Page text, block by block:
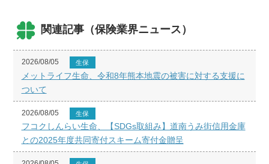
関連記事（保険業界ニュース）
2026/08/05 生保
メットライフ生命、令和8年熊本地震の被害に対する支援に
ついて
2026/08/05 生保
フコクしんらい生命、【SDGs取組み】道南うみ街信用金庫
との2025年度共同寄付スキーム寄付金贈呈